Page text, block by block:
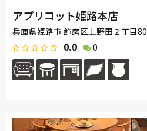
アプリコット姫路本店
兵庫県姫路市 飾磨区上野田２丁目80
0.0 0